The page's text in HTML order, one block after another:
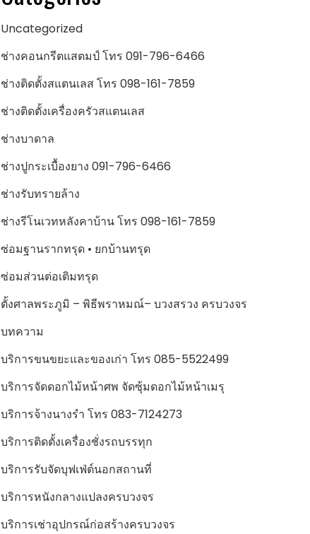
Uncategorized
ช่างคอนกรีตแสตมป์ โทร 091-796-6466
ช่างติดตั้งสแตนเลส โทร 098-161-7859
ช่างติดตั้งเครื่องครัวสแตนเลส
ช่างบาดาล
ช่างปูกระเบื้องยาง 091-796-6466
ช่างรับทรายล้าง
ช่างรีโนเวทหลังคาบ้าน โทร 098-161-7859
ซ่อมฐานรากทรุด • ยกบ้านทรุด
ซ่อมส่วนต่อเติมทรุด
ตั้งศาลพระภูมิ – พิธีพราหมณ์– บวงสรวง ครบวงจร
บทความ
บริการขนขยะและของเก่า โทร 085-5522499
บริการจัดดอกไม้หน้าศพ จัดซุ้มดอกไม้หน้าเมรุ
บริการจ้างนางรำ โทร 083-7124273
บริการติดตั้งเครื่องชั่งรถบรรทุก
บริการรับจัดบุฟเฟ่ต์นอกสถานที่
บริการหนังกลางแปลงครบวงจร
บริการเช่าอุปกรณ์ก่อสร้างครบวงจร